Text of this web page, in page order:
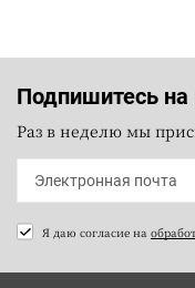
Подпишитесь на
Раз в неделю мы
Я даю согласие на